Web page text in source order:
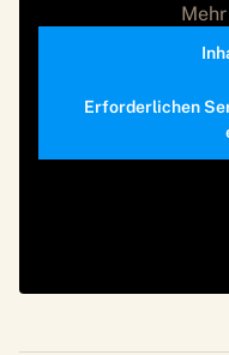
Erforderlichen